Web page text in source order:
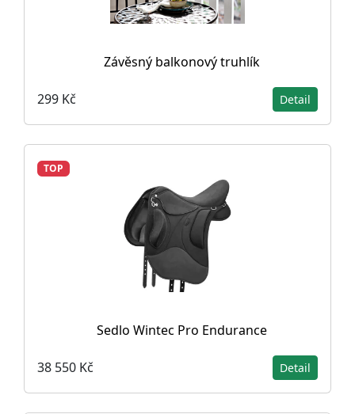
Závěsný balkonový truhlík
299 Kč Detail
TOP
Sedlo Wintec Pro Endurance
38 550 Kč Detail